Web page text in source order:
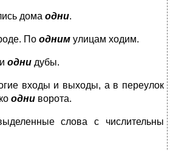
дома одни.
По одним улицам ходим.
одни дубы.
входы и выходы, а в переулок
одни ворота.
слова с числительны